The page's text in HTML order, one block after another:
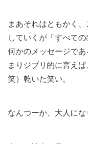
まあそれはともかく
していくが「すべて
何かのメッセージで
まりジブリ的に言え
笑）乾いた笑い。
なんつーか、大人にな